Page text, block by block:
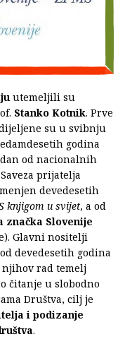
utemeljili su
Stanko Kotnik. Prve
su u svibnju
godina
od nacionalnih
prijatelja
devedesetih
knjigom u svijet, a od
značka Slovenije
Glavni nositelji
devedesetih godina
rad temelj
čitanje u slobodno
Društva, cilj je
i podizanje
.